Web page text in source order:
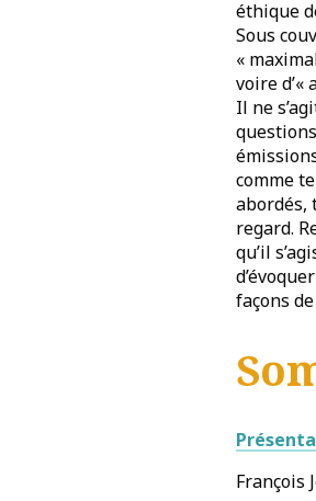
éthique
Sous
«
voire d’«
Il ne
comme
abordés,
regard.
qu’il
façons
François